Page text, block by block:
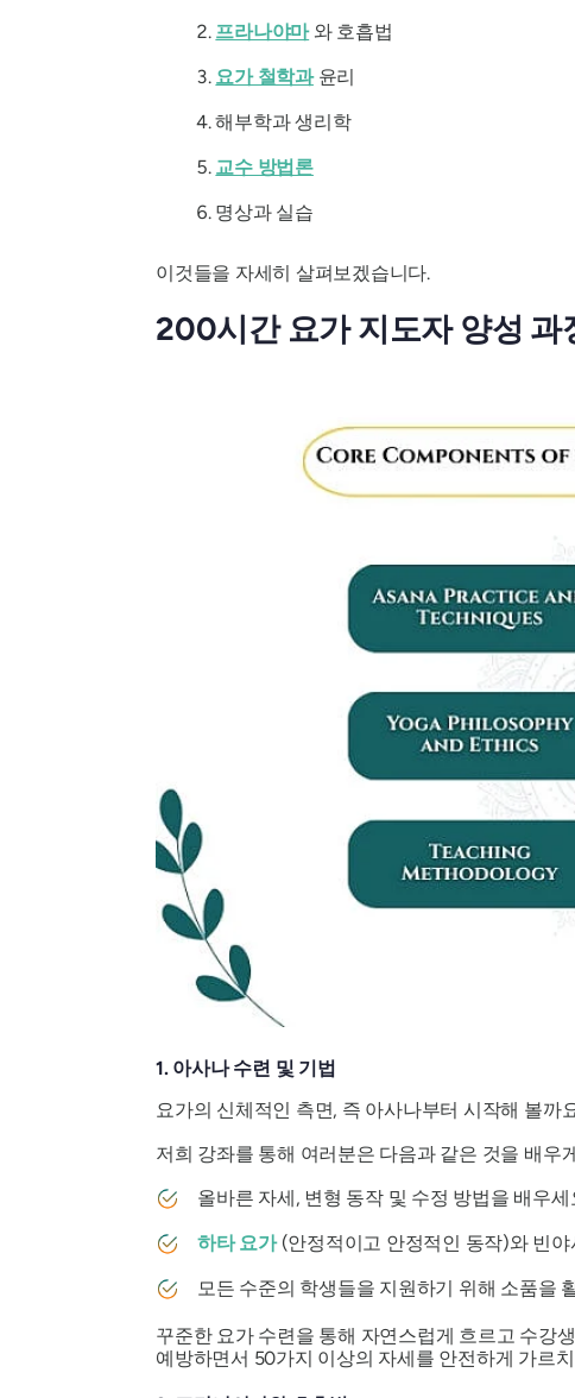
프라나야마와 호흡법
요가 철학과윤리
해부학과 생리학
교수 방법론
명상과 실습
이것들을 자세히 살펴보겠습니다.
200시간 요가 지도자 양성 과
1. 아사나 수련 및 기법
요가의 신체적인 측면, 즉 아사나부터 시작해 볼까
저희 강좌를 통해 여러분은 다음과 같은 것을 배우
올바른 자세, 변형 동작 및 수정 방법을 배우세
하타 요가(안정적이고 안정적인 동작)와 빈
모든 수준의 학생들을 지원하기 위해 소품을
꾸준한 요가 수련을 통해 자연스럽게 흐르고 수강
예방하면서 50가지 이상의 자세를 안전하게 가르